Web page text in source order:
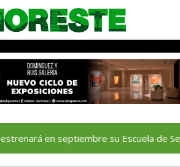
septiembre su Escuela de Servicios